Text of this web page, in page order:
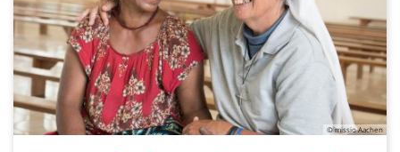
© missio Aachen